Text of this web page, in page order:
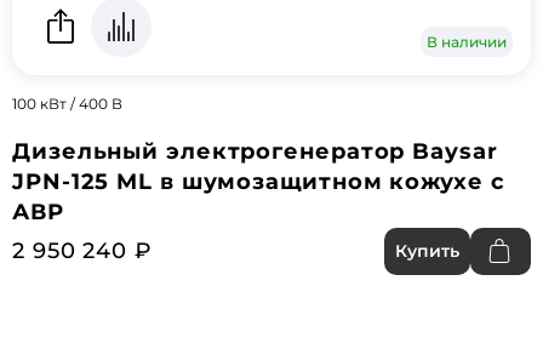
В наличии
100 кВт / 400 В
Дизельный электрогенератор Baysar
JPN-125 ML в шумозащитном кожухе с
АВР
2 950 240 ₽
Купить